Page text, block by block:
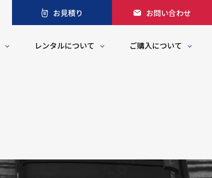
お見積り お問い合わせ
レンタルについて ご購入について